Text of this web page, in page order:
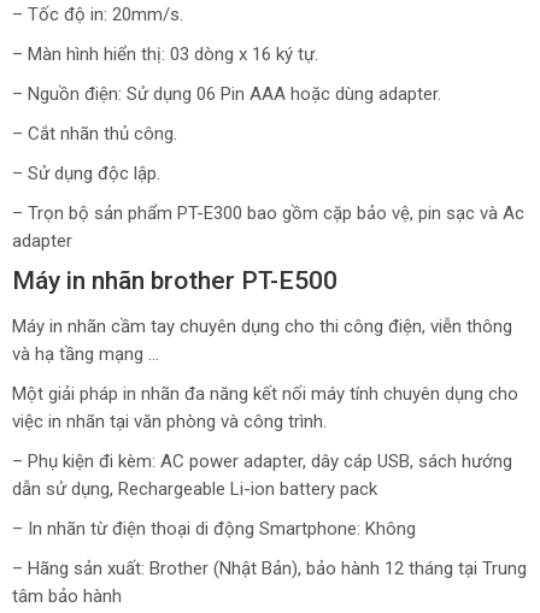
– Tốc độ in: 20mm/s.
– Màn hình hiển thị: 03 dòng x 16 ký tự.
– Nguồn điện: Sử dụng 06 Pin AAA hoặc dùng adapter.
– Cắt nhãn thủ công.
– Sử dụng độc lập.
– Trọn bộ sản phẩm PT-E300 bao gồm cặp bảo vệ, pin sạc và Ac
adapter
Máy in nhãn brother PT-E500
Máy in nhãn cầm tay chuyên dụng cho thi công điện, viễn thông
và hạ tầng mạng …
Một giải pháp in nhãn đa năng kết nối máy tính chuyên dụng cho
việc in nhãn tại văn phòng và công trình.
– Phụ kiện đi kèm: AC power adapter, dây cáp USB, sách hướng
dẫn sử dụng, Rechargeable Li-ion battery pack
– In nhãn từ điện thoại di động Smartphone: Không
– Hãng sản xuất: Brother (Nhật Bản), bảo hành 12 tháng tại Trung
tâm bảo hành